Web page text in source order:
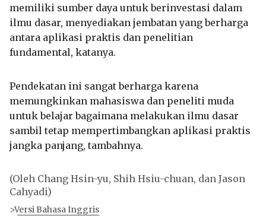
memiliki sumber daya untuk berinvestasi dalam
ilmu dasar, menyediakan jembatan yang berharga
antara aplikasi praktis dan penelitian
fundamental, katanya.
Pendekatan ini sangat berharga karena
memungkinkan mahasiswa dan peneliti muda
untuk belajar bagaimana melakukan ilmu dasar
sambil tetap mempertimbangkan aplikasi praktis
jangka panjang, tambahnya.
(Oleh Chang Hsin-yu, Shih Hsiu-chuan, dan Jason
Cahyadi)
>Versi Bahasa Inggris